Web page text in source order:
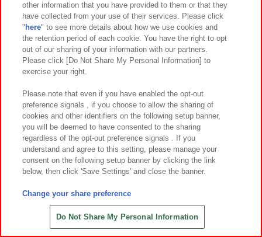
パペットスンスン ベーカリーBIGぬ
いぐるみ
パンダ ハローキティ くりっぴぃ ぬ
いぐるみ～ビーズ～
モンチッチ Design produced by Sa
2026年8月第2週～登場
映画クレヨンしんちゃん 奇々怪々！
other information that you have provided to them or that they
have collected from your use of their services. Please click
" here" to see more details about how we use cookies and
the retention period of each cookie. You have the right to opt
out of our sharing of your information with our partners.
Please click [Do Not Share My Personal Information] to
exercise your right.
Please note that even if you have enabled the opt-out
preference signals , if you choose to allow the sharing of
cookies and other identifiers on the following setup banner,
you will be deemed to have consented to the sharing
regardless of the opt-out preference signals . If you
understand and agree to this setting, please manage your
consent on the following setup banner by clicking the link
below, then click 'Save Settings' and close the banner.
Change your share preference
Do Not Share My Personal Information